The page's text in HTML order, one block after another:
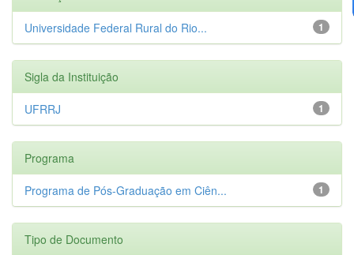
1
Universidade Federal Rural do Rio...
Sigla da Instituição
1
UFRRJ
Programa
1
Programa de Pós-Graduação em Ciên...
Tipo de Documento